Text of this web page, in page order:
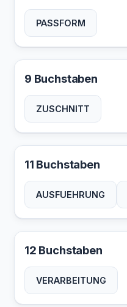
PASSFORM
9 Buchstaben
ZUSCHNITT
11 Buchstaben
AUSFUEHRUNG
12 Buchstaben
VERARBEITUNG